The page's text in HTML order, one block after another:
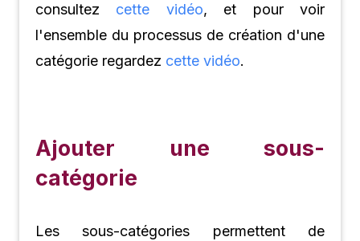
consultez cette vidéo, et pour voir
l'ensemble du processus de création d'une
catégorie regardez cette vidéo.
Ajouter une sous-
catégorie
Les sous-catégories permettent de